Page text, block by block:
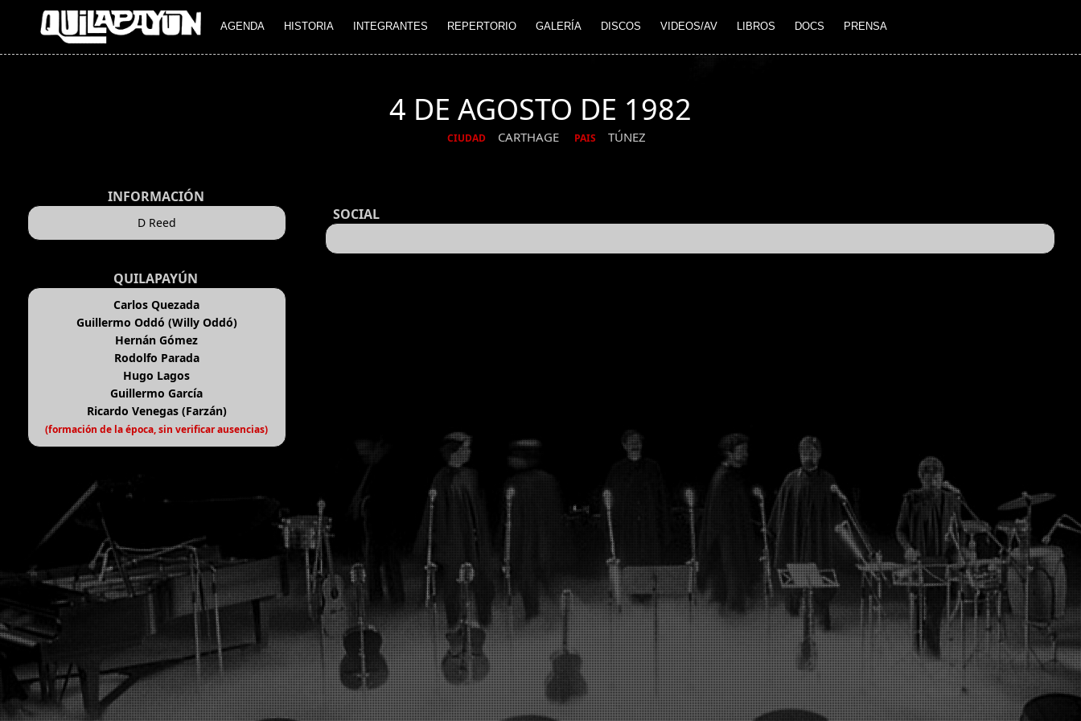
AGENDA HISTORIA INTEGRANTES REPERTORIO GALERÍA DISCOS VIDEOS/AV LIBROS DOCS PRENSA
4 DE AGOSTO DE 1982
CIUDAD CARTHAGE PAIS TÚNEZ
INFORMACIÓN
D Reed
QUILAPAYÚN
Carlos Quezada
Guillermo Oddó (Willy Oddó)
Hernán Gómez
Rodolfo Parada
Hugo Lagos
Guillermo García
Ricardo Venegas (Farzán)
(formación de la época, sin verificar ausencias)
SOCIAL